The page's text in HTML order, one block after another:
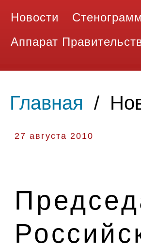
Новости
Аппарат
Главная /
27 августа 2010